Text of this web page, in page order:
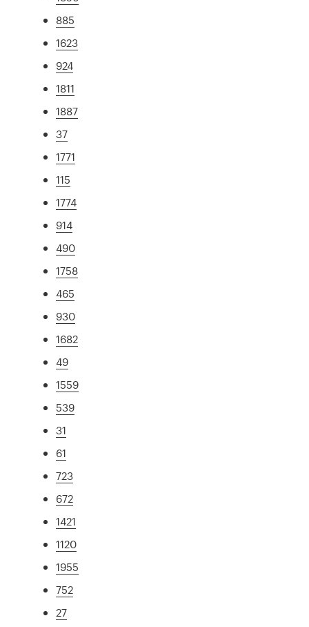
885
1623
924
1811
1887
37
1771
115
1774
914
490
1758
465
930
1682
49
1559
539
31
61
723
672
1421
1120
1955
752
27